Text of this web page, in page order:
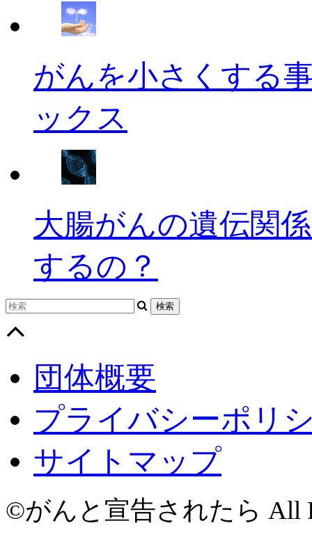
がんを小さくする
ックス
大腸がんの遺伝関
するの？
団体概要
プライバシーポリ
サイトマップ
©がんと宣告されたら All